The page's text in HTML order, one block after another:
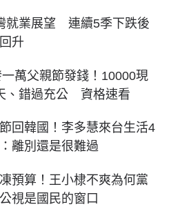
就業展望 連續5季下跌後
升
萬父親節發錢！10000現
、錯過充公 資格速看
回韓國！李多慧來台生活4
離別還是很難過
預算！王小棣不爽為何黨
視是國民的窗口